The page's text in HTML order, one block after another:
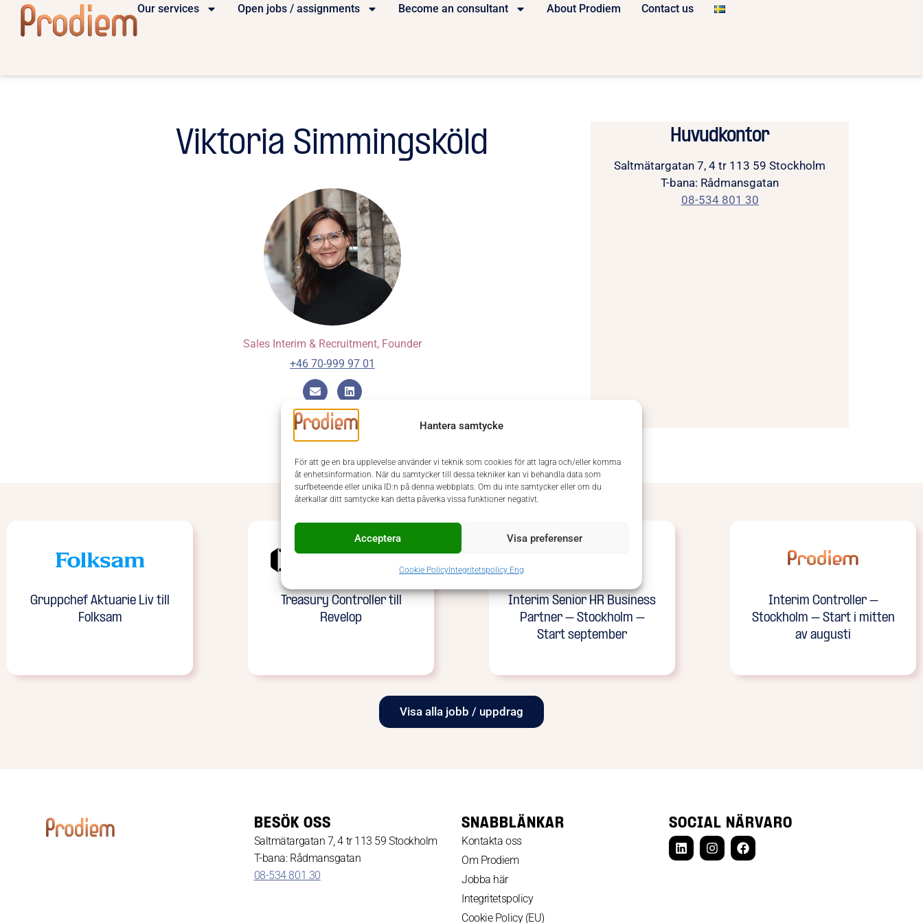
Hantera samtycke
För att ge en bra upplevelse använder vi teknik som cookies för att lagra och/eller komma
åt enhetsinformation. När du samtycker till dessa tekniker kan vi behandla data som
surfbeteende eller unika ID:n på denna webbplats. Om du inte samtycker eller om du
återkallar ditt samtycke kan detta påverka vissa funktioner negativt.
Acceptera Visa preferenser
Cookie PolicyIntegritetspolicy Eng
Our services Open jobs / assignments Become an consultant About Prodiem Contact us
Viktoria Simmingsköld
Sales Interim & Recruitment, Founder
+46 70-999 97 01
Huvudkontor
Saltmätargatan 7, 4 tr 113 59 Stockholm
T-bana: Rådmansgatan
08-534 801 30
Gruppchef Aktuarie Liv till
Folksam
Treasury Controller till
Revelop
Interim Senior HR Business
Partner – Stockholm –
Start september
Interim Controller –
Stockholm – Start i mitten
av augusti
Visa alla jobb / uppdrag
BESÖK OSS
Saltmätargatan 7, 4 tr 113 59 Stockholm
T-bana: Rådmansgatan
08-534 801 30
SNABBLÄNKAR
Kontakta oss
Om Prodiem
Jobba här
Integritetspolicy
Cookie Policy (EU)
SOCIAL NÄRVARO